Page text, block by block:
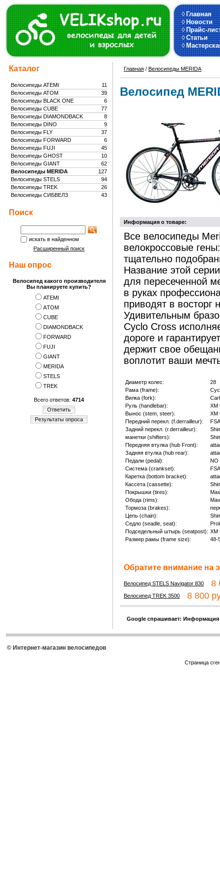
◊Главная
◊Новости
◊Прайс-
◊Статьи
◊
Каталог
11
Велосипеды ATEMI
39
Велосипеды ATOM
6
Велосипеды BLACK ONE
77
Велосипеды CUBE
8
Велосипеды DIAMONDBACK
9
Велосипеды DINO
37
Велосипеды FLY
6
Велосипеды FORWARD
45
Велосипеды FUJI
10
Велосипеды GHOST
62
Велосипеды GIANT
127
Велосипеды MERIDA
94
Велосипеды STELS
26
Велосипеды TREK
43
Велосипеды СИБВЕЛЗ
Поиск
искать в найденном
Расширенный поиск
Наш опрос
Велосипед какого производителя
Вы планируете купить?
ATEMI
АTOM
CUBE
DIAMONDBACK
FORWARD
FUJI
GIANT
MERIDA
STELS
TREK
Всего ответов: 4714
Ответить
Результаты опроса
Главная / Велосипеды MERIDA
Велосипед
Информация о товаре:
Все велосипеды
велокроссовые
тщательно
Название этой
для пересеченной
в руках
приводят в восторг
Удивительным
Cyclo Cross
дороге и
держит свое
воплотит ваши
Диаметр колес:
28
Рама (frame):
Вилка (fork):
Руль (handlebar):
XM
Вынос (stem, steer):
XM
Передний перекл. (f.derrailleur):
Задний перекл. (r.derrailleur):
манетки (shifters):
Передняя втулка (hub Front):
Задняя втулка (hub rear):
Педали (pedal):
NO
Система (crankset):
Каретка (bottom bracket):
Кассета (cassette):
Покрышки (tires):
Обода (rims):
Тормоза (brakes):
Цепь (chain):
Седло (seadle, seat):
Подседельный штырь (seatpost): XM
Размер рамы (frame size):
48-
Обратите внимание на
Велосипед STELS Navigator 830 8
Велосипед TREK 3500 8 800
Google спрашивает:
© Интернет-магазин велосипедов
Страница